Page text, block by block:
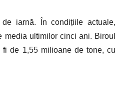
iarnă. În condițiile actuale,
media ultimilor cinci ani. Biroul
de 1,55 milioane de tone, cu